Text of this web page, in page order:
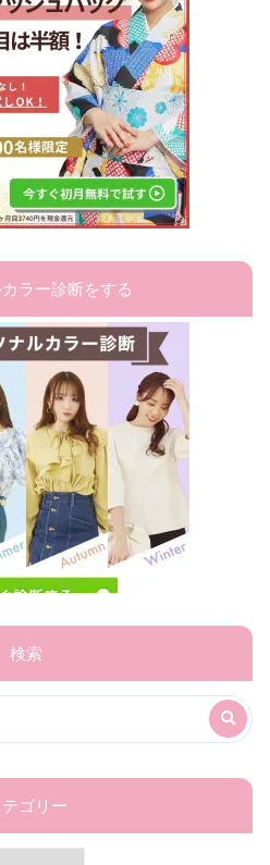
ラー診断をする
検索
テゴリー